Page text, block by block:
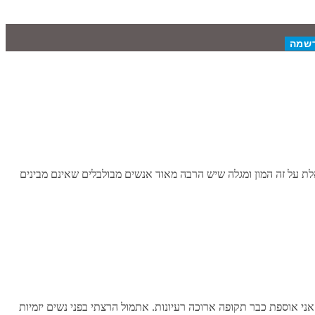
בתחילת יולי. התוכנית מטיבה עם הורים לילדים עד גיל 6. בימים האחרונים אני נשאלת על זה המון ומגלה שיש הרבה מאוד אנשים מבולבלים שאינם מבינים
המון זמן. אני אוספת כבר תקופה ארוכה רעיונות. אתמול הרצתי בפני נשים יזמיות